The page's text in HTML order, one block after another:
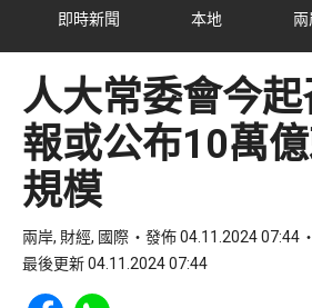
即時新聞 本地
人大常委會今
報或公布10萬
規模
兩岸, 財經, 國際
發佈 04.11.2024 07:44
最後更新 04.11.2024 07:44
Share to Facebook
Share to WhatsApp